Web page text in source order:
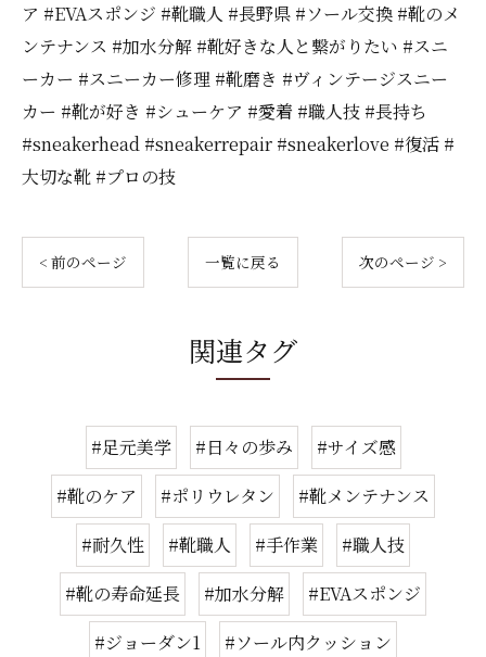
ア #EVAスポンジ #靴職人 #長野県 #ソール交換 #靴のメ
ンテナンス #加水分解 #靴好きな人と繋がりたい #スニ
ーカー #スニーカー修理 #靴磨き #ヴィンテージスニー
カー #靴が好き #シューケア #愛着 #職人技 #長持ち
#sneakerhead #sneakerrepair #sneakerlove #復活 #
大切な靴 #プロの技
< 前のページ 一覧に戻る 次のページ >
関連タグ
#足元美学 #日々の歩み
#サイズ感
#靴のケア
#ポリウレタン
#靴メンテナンス
#耐久性
#靴職人 #手作業
#職人技
#靴の寿命延長
#加水分解
#EVAスポンジ
#ジョーダン1
#ソール内クッション